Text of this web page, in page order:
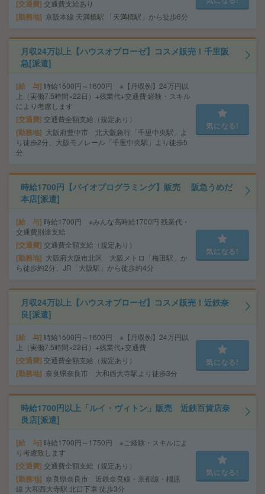
交通費 交通費支給あり
勤務地 京阪本線 天満橋駅 「天満橋駅」から徒歩6分
月収24万以上【ハウスオブローゼ】コスメ販売！千里阪
急[派遣]
給 与 時給1500円～1600円 ※【月収例】24万円以
上（実働7.5時間×22日）+残業代+交通費 経験・スキル
により考慮します
交通費 交通費全額支給（規定あり）
勤務地
大阪府豊中市 北大阪急行「千里中央駅」よ
り徒歩2分、大阪モノレール「千里中央駅」より徒歩5
分
気になる!
時給1700円【バイオプログラミング】販売 阪急うめだ
本店[派遣]
給 与 時給1700円 ※みんな高時給1700円 残業代・
交通費別途支給
交通費 交通費全額支給（規定あり）
勤務地
大阪府大阪市北区 大阪メトロ「梅田駅」か
ら徒歩約2分、JR「大阪駅」から徒歩約4分
気になる!
月収24万以上【ハウスオブローゼ】コスメ販売！近鉄奈
良[派遣]
給 与 時給1500円～1600円 ※【月収例】24万円以
上（実働7.5時間×22日）+残業代+交通費
交通費 交通費全額支給（規定あり）
勤務地 奈良県奈良市 大和西大寺駅より徒歩3分
気になる!
時給1700円以上「ルイ・ヴィトン」販売 近鉄百貨店奈
良店[派遣]
給 与 時給1700円～1750円 ※ご経験・スキルによ
り考慮致します
交通費 交通費全額支給（規定あり）
勤務地
奈良県奈良市 近鉄奈良線・京都線・橿原
線 大和西大寺駅 北口下車 徒歩3分
気になる!